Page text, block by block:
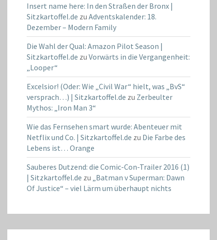
Insert name here: In den Straßen der Bronx |
Sitzkartoffel.de zu Adventskalender: 18.
Dezember – Modern Family
Die Wahl der Qual: Amazon Pilot Season |
Sitzkartoffel.de zu Vorwärts in die Vergangenheit:
„Looper“
Excelsior! (Oder: Wie „Civil War“ hielt, was „BvS“
versprach…) | Sitzkartoffel.de zu Zerbeulter
Mythos: „Iron Man 3“
Wie das Fernsehen smart wurde: Abenteuer mit
Netflix und Co. | Sitzkartoffel.de zu Die Farbe des
Lebens ist… Orange
Sauberes Dutzend: die Comic-Con-Trailer 2016 (1)
| Sitzkartoffel.de zu „Batman v Superman: Dawn
Of Justice“ – viel Lärm um überhaupt nichts